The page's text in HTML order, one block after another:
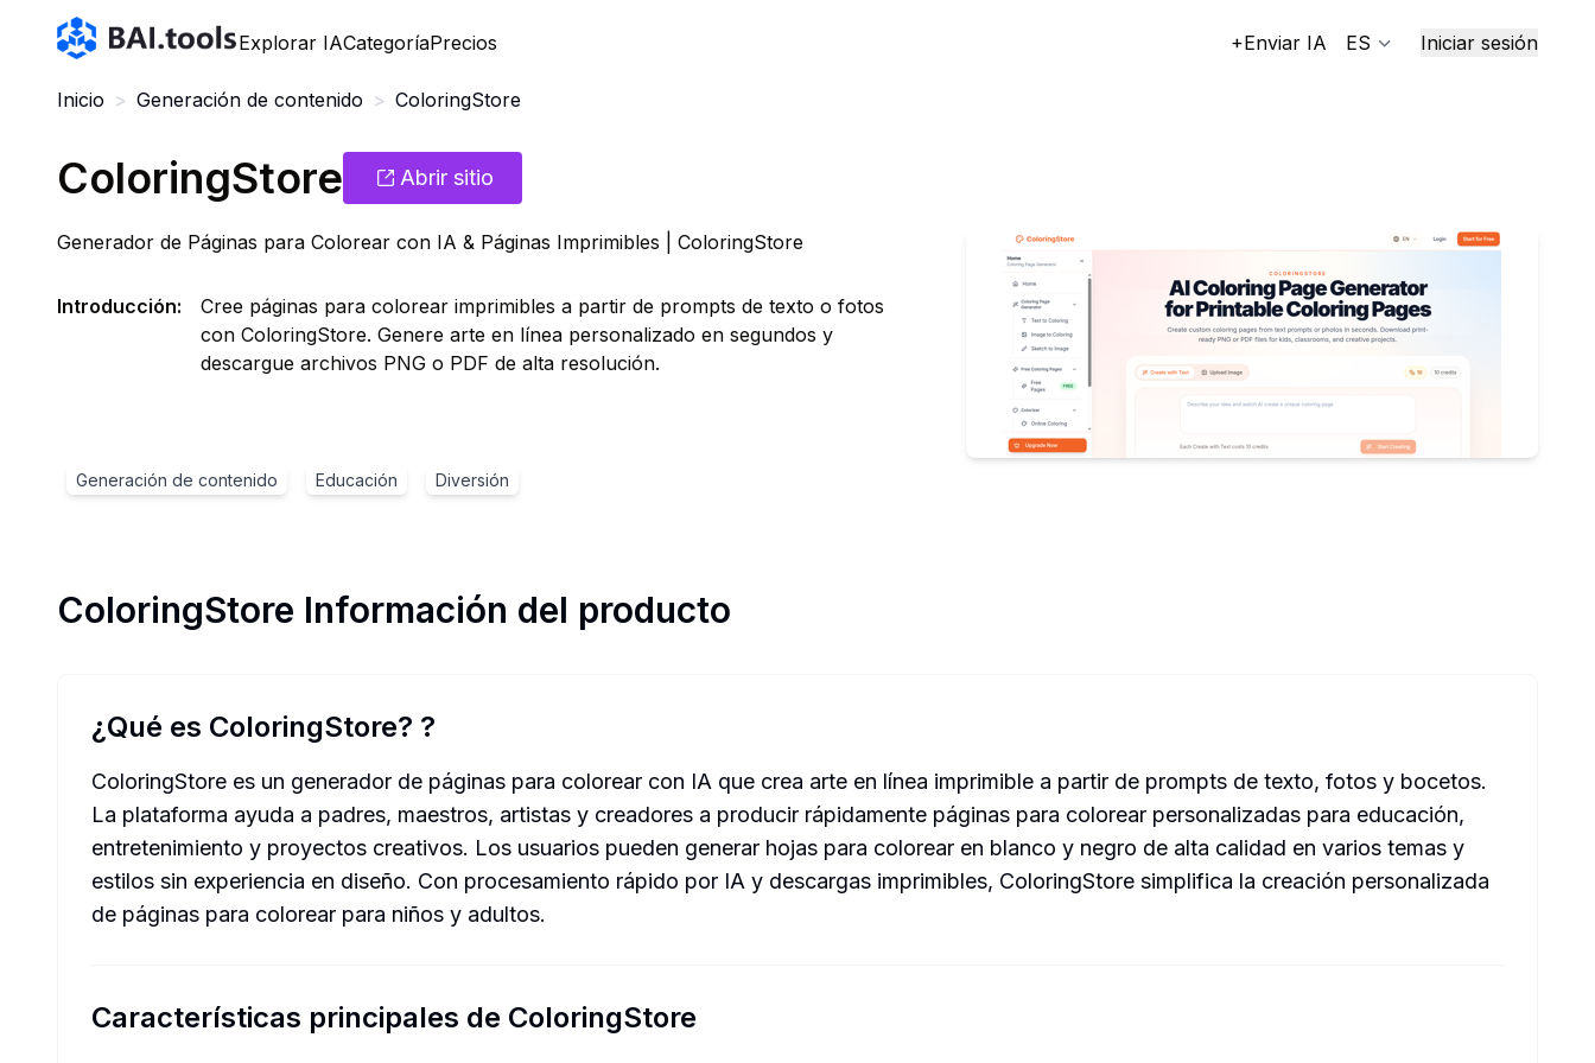
Bai.tools
Explorar IACategoríaPrecios +Enviar IA ES Iniciar sesión
Inicio > Generación de contenido > ColoringStore
ColoringStore Abrir sitio
Generador de Páginas para Colorear con IA & Páginas Imprimibles | ColoringStore
Introducción:
Cree páginas para colorear imprimibles a partir de prompts de texto o fotos
con ColoringStore. Genere arte en línea personalizado en segundos y
descargue archivos PNG o PDF de alta resolución.
Generación de contenido Educación Diversión
ColoringStore Información del producto
¿Qué es ColoringStore? ?
ColoringStore es un generador de páginas para colorear con IA que crea arte en línea imprimible a partir de prompts de texto, fotos y bocetos.
La plataforma ayuda a padres, maestros, artistas y creadores a producir rápidamente páginas para colorear personalizadas para educación,
entretenimiento y proyectos creativos. Los usuarios pueden generar hojas para colorear en blanco y negro de alta calidad en varios temas y
estilos sin experiencia en diseño. Con procesamiento rápido por IA y descargas imprimibles, ColoringStore simplifica la creación personalizada
de páginas para colorear para niños y adultos.
Características principales de ColoringStore